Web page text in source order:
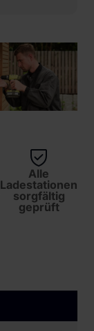
Alle
Ladestationen
sorgfältig
geprüft